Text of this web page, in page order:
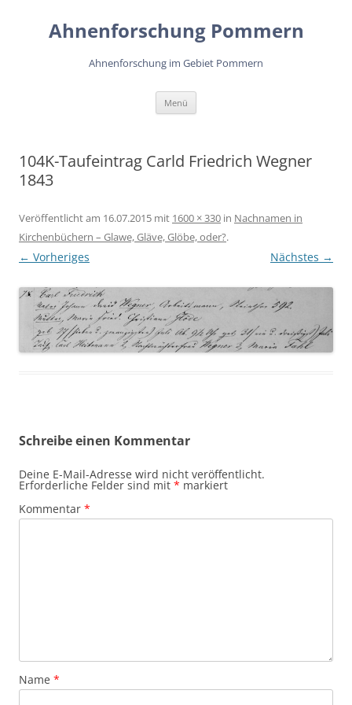
springenAhnenforschung Pommern
Ahnenforschung im Gebiet Pommern
Menü
104K-Taufeintrag Carld Friedrich Wegner
1843
Veröffentlicht am 16.07.2015 mit 1600 × 330 in Nachnamen in
Kirchenbüchern – Glawe, Gläve, Glöbe, oder?.
← Vorheriges Nächstes →
Schreibe einen Kommentar
Deine E-Mail-Adresse wird nicht veröffentlicht.
Erforderliche Felder sind mit * markiert
Kommentar *
Name *